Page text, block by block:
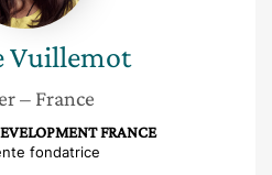
Vuillemot
– France
FRANCE
fondatrice